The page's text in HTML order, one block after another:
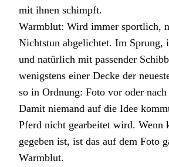
mit ihnen schimpft.
Warmblut: Wird immer sportlich,
Nichtstun abgelichtet. Im Sprung,
und natürlich mit passender
wenigstens einer Decke der
so in Ordnung: Foto vor oder
Damit niemand auf die Idee
Pferd nicht gearbeitet wird. Wenn
gegeben ist, ist das auf dem Foto
Warmblut.